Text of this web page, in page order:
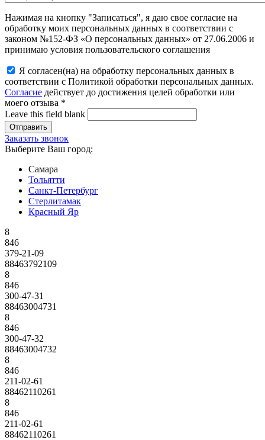
Нажимая на кнопку "Записаться", я даю свое согласие на
обработку моих персональных данных в соответствии с
законом №152-ФЗ «О персональных данных» от 27.06.2006 и
принимаю условия пользовательского соглашения
Я согласен(на) на обработку персональных данных в
соответствии с Политикой обработки персональных данных.
Согласие действует до достижения целей обработки или
моего отзыва *
Leave this field blank
Заказать звонок
Выберите Ваш город:
Самара
Тольятти
Санкт-Петербург
Стерлитамак
Красный Яр
8
846
379-21-09
88463792109
8
846
300-47-31
88463004731
8
846
300-47-32
88463004732
8
846
211-02-61
88462110261
8
846
211-02-61
88462110261